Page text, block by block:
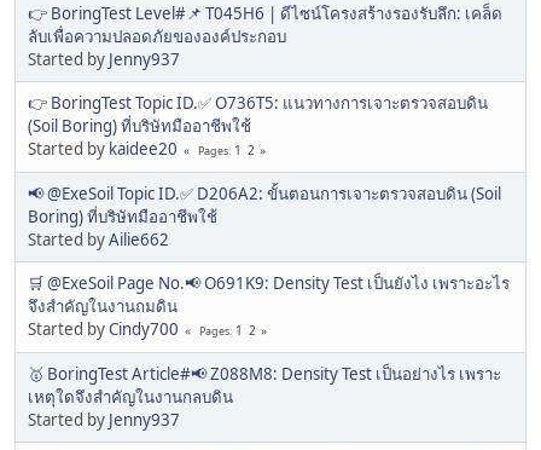
👉 BoringTest Level#📌 T045H6 | ดีไซน์โครงสร้างรองรับลึก: เคล็ด
ลับเพื่อความปลอดภัยขององค์ประกอบ
Started by Jenny937
👉 BoringTest Topic ID.✅ O736T5: แนวทางการเจาะตรวจสอบดิน
(Soil Boring) ที่บริษัทมืออาชีพใช้
Started by kaidee20 Pages 1 2
📢 @ExeSoil Topic ID.✅ D206A2: ขั้นตอนการเจาะตรวจสอบดิน (Soil
Boring) ที่บริษัทมืออาชีพใช้
Started byAilie662
🛒 @ExeSoil Page No.📢 O691K9: Density Test เป็นยังไง เพราะอะไร
จึงสำคัญในงานถมดิน
Started byCindy700 Pages 1 2
🥇 BoringTest Article#📢 Z088M8: Density Test เป็นอย่างไร เพราะ
เหตุใดจึงสำคัญในงานกลบดิน
Started by Jenny937